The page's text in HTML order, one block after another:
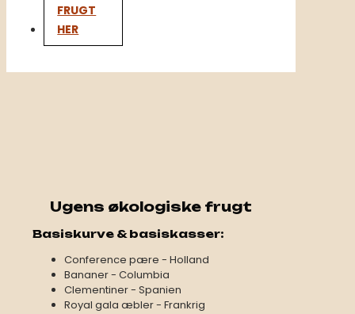
FRUGT
HER
Ugens økologiske frugt
​​​Basiskurve & basiskasser​: ​
Conference pære - Holland ​
Bananer - Columbia
​Clementiner - Spanien ​
Royal gala æbler - Frankrig ​​ ​